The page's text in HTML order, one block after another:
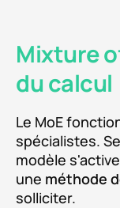
Mixture
du calcul
Le MoE
spécialistes.
modèle
une méthode
solliciter.